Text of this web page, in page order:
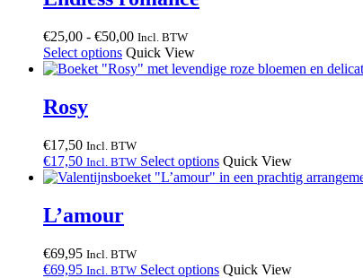
€25,00 - €50,00Prijsklasse:
€25,00
tot
Incl. BTW
Select options Quick View
Rosy
€17,50 Incl. BTW
€17,50 Incl. BTW Select options Quick View
L’amour
€69,95 Incl. BTW
€69,95 Incl. BTW Select options Quick View